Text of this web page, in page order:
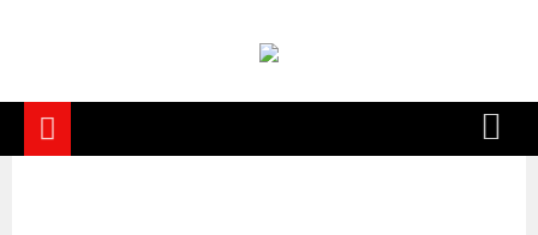
समाज
राजनीति